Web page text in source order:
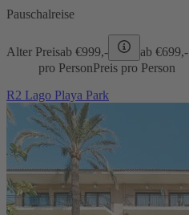
Pauschalreise
Alter Preisab €999,- ab €699,-
pro PersonPreis pro Person
R2 Lago Playa Park